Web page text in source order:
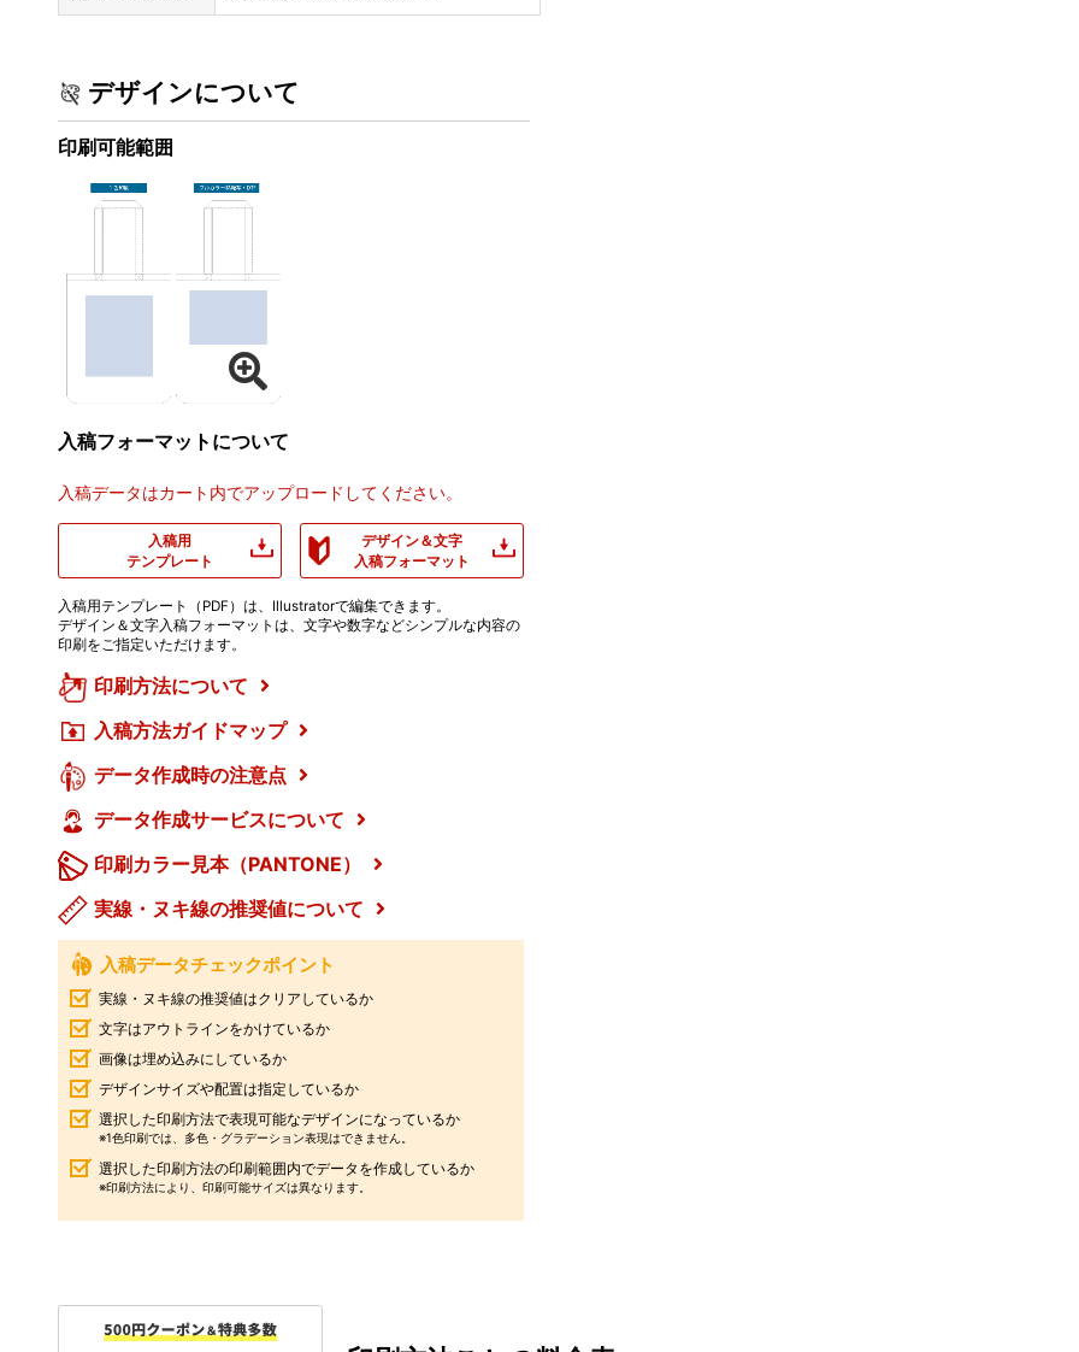
デザインについて
印刷可能範囲
入稿フォーマットについて
入稿データはカート内でアップロードしてください。
入稿用
テンプレート
デザイン＆文字
入稿フォーマット
入稿用テンプレート（PDF）は、Illustratorで編集できます。
デザイン＆文字入稿フォーマットは、文字や数字などシンプルな内容の
印刷をご指定いただけます。
印刷方法について
入稿方法ガイドマップ
データ作成時の注意点
データ作成サービスについて
印刷カラー見本（PANTONE）
実線・ヌキ線の推奨値について
入稿データチェックポイント
実線・ヌキ線の推奨値はクリアしているか
文字はアウトラインをかけているか
画像は埋め込みにしているか
デザインサイズや配置は指定しているか
選択した印刷方法で表現可能なデザインになっているか
※1色印刷では、多色・グラデーション表現はできません。
選択した印刷方法の印刷範囲内でデータを作成しているか
※印刷方法により、印刷可能サイズは異なります。